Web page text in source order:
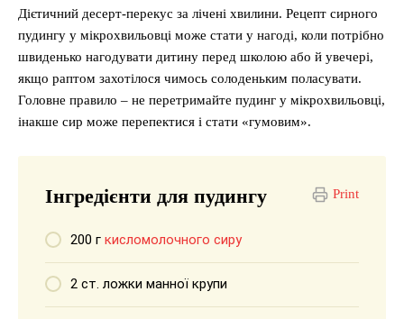
Дієтичний десерт-перекус за лічені хвилини. Рецепт сирного
пудингу у мікрохвильовці може стати у нагоді, коли потрібно
швиденько нагодувати дитину перед школою або й увечері,
якщо раптом захотілося чимось солоденьким поласувати.
Головне правило – не перетримайте пудинг у мікрохвильовці,
інакше сир може перепектися і стати «гумовим».
Print
Інгредієнти для пудингу
200 г кисломолочного сиру
2 ст. ложки манної крупи